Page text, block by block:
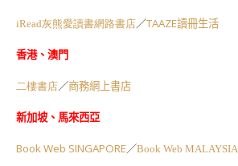
iRead灰熊愛讀書網路書店／TAAZE讀冊生活
香港、澳門
二樓書店／商務網上書店
新加坡、馬來西亞
Book Web SINGAPORE／Book Web MALAYSIA